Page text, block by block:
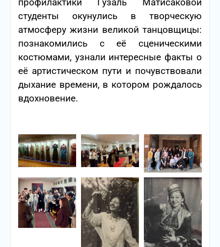
профилактики Гузаль Матисаковой
студенты окунулись в творческую
атмосферу жизни великой танцовщицы:
познакомились с её сценическими
костюмами, узнали интересные факты о
её артистическом пути и почувствовали
дыхание времени, в котором рождалось
вдохновение.